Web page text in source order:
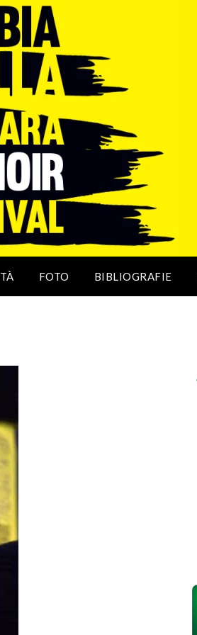
FOTO BIBLIOGRAFIE